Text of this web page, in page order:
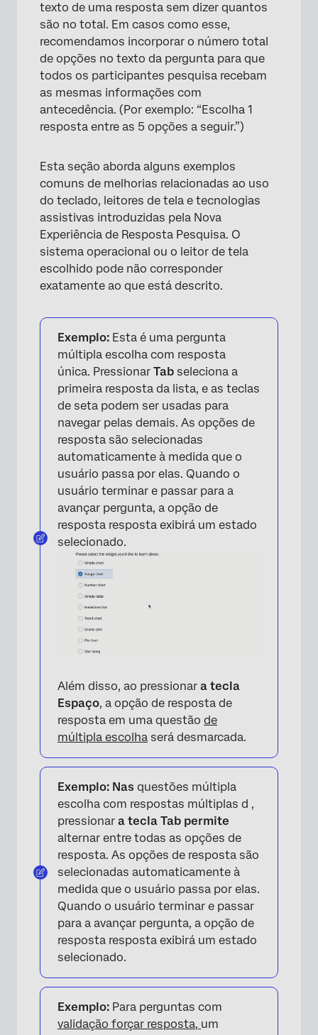
texto de uma resposta sem dizer quantos
são no total. Em casos como esse,
recomendamos incorporar o número total
de opções no texto da pergunta para que
todos os participantes pesquisa recebam
as mesmas informações com
antecedência. (Por exemplo: “Escolha 1
resposta entre as 5 opções a seguir.”)
Esta seção aborda alguns exemplos
comuns de melhorias relacionadas ao uso
do teclado, leitores de tela e tecnologias
assistivas introduzidas pela Nova
Experiência de Resposta Pesquisa. O
sistema operacional ou o leitor de tela
escolhido pode não corresponder
exatamente ao que está descrito.
Exemplo: Esta é uma pergunta
múltipla escolha com resposta
única. Pressionar Tab seleciona a
primeira resposta da lista, e as teclas
de seta podem ser usadas para
navegar pelas demais. As opções de
resposta são selecionadas
automaticamente à medida que o
usuário passa por elas. Quando o
usuário terminar e passar para a
avançar pergunta, a opção de
resposta resposta exibirá um estado
selecionado.
Além disso, ao pressionar a tecla
Espaço, a opção de resposta de
resposta em uma questão de
múltipla escolha será desmarcada.
Exemplo: Nas questões múltipla
escolha com respostas múltiplas d ,
pressionar a tecla Tab permite
alternar entre todas as opções de
resposta. As opções de resposta são
selecionadas automaticamente à
medida que o usuário passa por elas.
Quando o usuário terminar e passar
para a avançar pergunta, a opção de
resposta resposta exibirá um estado
selecionado.
Exemplo: Para perguntas com
validação forçar resposta, um